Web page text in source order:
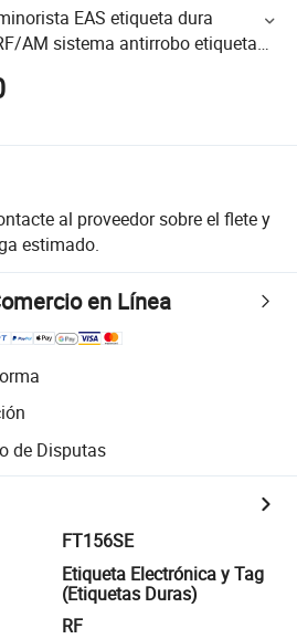
EAS etiqueta dura
AM sistema antirrobo etiquetas
para ropa
al proveedor sobre el flete y
estimado.
en Línea
de Disputas
FT156SE
Etiqueta Electrónica y Tag
(Etiquetas Duras)
RF